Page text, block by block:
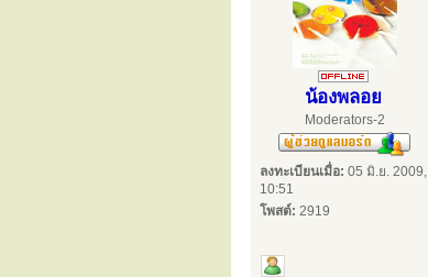
น้องพลอย
Moderators-2
ลงทะเบียนเมื่อ: 05 มิ.ย. 2009,
10:51
โพสต์: 2919